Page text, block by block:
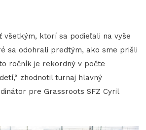
všetkým, ktorí sa podieľali na vyše
sa odohrali predtým, ako sme prišli
ročník je rekordný v počte
zhodnotil turnaj hlavný
pre Grassroots SFZ Cyril